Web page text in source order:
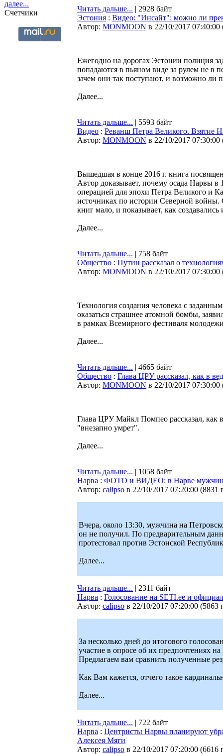
далее...
Счетчики
Читать дальше... | 2928 байт
Эстония : Видео: "Инсайт": можно ли
Автор: MONMOON в 22/10/2017 07:40:00
Ежегодно на дорогах Эстонии полиция
попадаются в пьяном виде за рулем не в
зачем они так поступают, и возможно ли
Далее...
Читать дальше... | 5593 байт
Видео : Реванш Петра Великого. Взятие
Автор: MONMOON в 22/10/2017 07:30:00
Вышедшая в конце 2016 г. книга
Автор доказывает, почему осада Нарвы
операцией для эпохи Петра Великого и
источниках по истории Северной
книг мало, и показывает, как
Далее...
Читать дальше... | 758 байт
Общество : Путин рассказал о
Автор: MONMOON в 22/10/2017 07:30:00
Технология создания человека с
оказаться страшнее атомной бомбы,
в рамках Всемирного фестиваля
Далее...
Читать дальше... | 4665 байт
Общество : Глава ЦРУ рассказал, как в
Автор: MONMOON в 22/10/2017 07:30:00
Глава ЦРУ Майкл Помпео рассказал,
"внезапно умрет".
Далее...
Читать дальше... | 1058 байт
Нарва : ФОТО и ВИДЕО: в Нарве мужчина
Автор: calipso в 22/10/2017 07:20:00 (8831
Вчера, около 13:30, мужчина на
он не получил. По предварительным
протестовал против Эстонской
Далее...
Читать дальше... | 2311 байт
Нарва : Голосование на SETI.ee и
Автор: calipso в 22/10/2017 07:20:00 (5863
За несколько дней до итогового
участие в опросе об их предпочтениях
Предлагаем вам сравнить полученные
Как Вам кажется, отчего такое
Далее...
Читать дальше... | 722 байт
Нарва : Центристы Нарвы планируют
Алексея Мяги
Автор: calipso в 22/10/2017 07:20:00 (6616